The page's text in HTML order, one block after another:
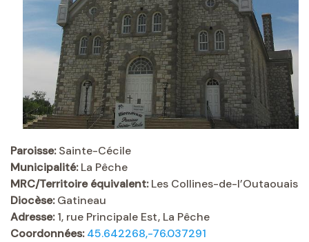
Paroisse:Sainte-Cécile
Municipalité:La Pêche
MRC/Territoire équivalent:Les Collines-de-l’Outaouais
Diocèse:Gatineau
Adresse:1, rue Principale Est, La Pêche
Coordonnées: 45.642268,-76.037291